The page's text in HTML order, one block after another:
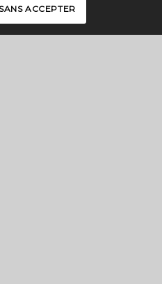
ACCEPTER